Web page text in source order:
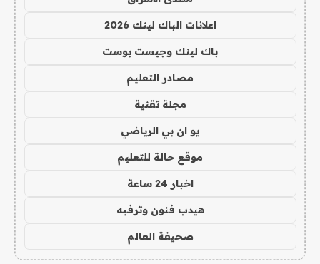
اعلانات الباك لينك 2026
باك لينك وجيست بوست
مصادر التعليم
مجلة تقنية
يو ان بي الرياضي
موقع حالة للتعليم
اخبار 24 ساعة
هيدب فنون وترفيه
صحيفة العالم